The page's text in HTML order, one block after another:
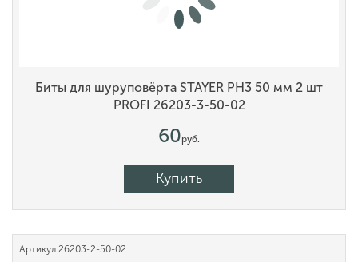
Биты для шуруповёрта STAYER PH3 50 мм 2 шт
PROFI 26203-3-50-02
60руб.
Купить
Артикул 26203-2-50-02